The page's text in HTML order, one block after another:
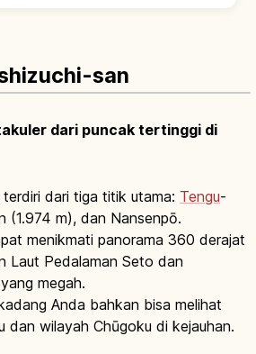
san
dari puncak tertinggi di
dari tiga titik utama: Tengu-
(1.974 m), dan Nansenpō.
menikmati panorama 360 derajat
Laut Pedalaman Seto dan
yang megah.
Anda bahkan bisa melihat
dan wilayah Chūgoku di kejauhan.